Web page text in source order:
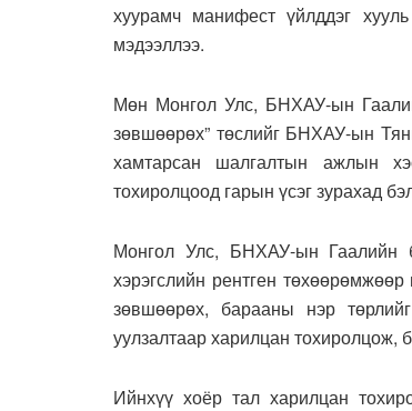
хуурамч манифест үйлддэг
мэдээллээ.
Мөн Монгол Улс, БНХАУ-ын
зөвшөөрөх” төслийг БНХАУ-ын
хамтарсан шалгалтын ажлын
тохиролцоод гарын үсэг зурахад
Монгол Улс, БНХАУ-ын Гаалийн
хэрэгслийн рентген
зөвшөөрөх, барааны нэр
уулзалтаар харилцан тохиролцож,
Ийнхүү хоёр тал харилцан